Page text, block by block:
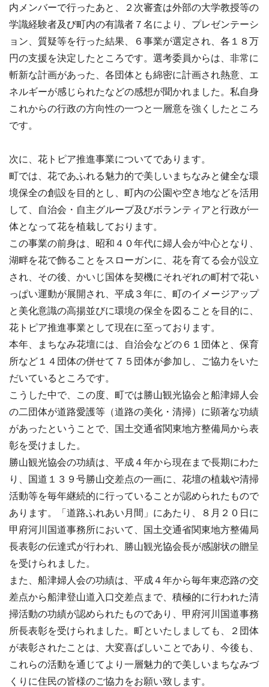
内メンバーで行ったあと、２次審査は外部の大学教授等の
学識経験者及び町内の有識者７名により、プレゼンテーシ
ョン、質疑等を行った結果、６事業が選定され、各１８万
円の支援を決定したところです。選考委員からは、非常に
斬新な計画があった、各団体とも綿密に計画され熱意、エ
ネルギーが感じられたなどの感想が聞かれました。私自身
これからの行政の方向性の一つと一層意を強くしたところ
です。
次に、花トピア推進事業についてであります。
町では、花であふれる魅力的で美しいまちなみと健全な環
境保全の創設を目的とし、町内の公園や空き地などを活用
して、自治会・自主グループ及びボランティアと行政が一
体となって花を植栽しております。
この事業の前身は、昭和４０年代に婦人会が中心となり、
湖畔を花で飾ることをスローガンに、花を育てる会が設立
され、その後、かいじ国体を契機にそれぞれの町村で花い
っぱい運動が展開され、平成３年に、町のイメージアップ
と美化意識の高揚並びに環境の保全を図ることを目的に、
花トピア推進事業として現在に至っております。
本年、まちなみ花壇には、自治会などの６１団体と、保育
所など１４団体の併せて７５団体が参加し、ご協力をいた
だいているところです。
こうした中で、この度、町では勝山観光協会と船津婦人会
の二団体が道路愛護等（道路の美化・清掃）に顕著な功績
があったということで、国土交通省関東地方整備局から表
彰を受けました。
勝山観光協会の功績は、平成４年から現在まで長期にわた
り、国道１３９号勝山交差点の一画に、花壇の植栽や清掃
活動等を毎年継続的に行っていることが認められたもので
あります。「道路ふれあい月間」にあたり、８月２０日に
甲府河川国道事務所において、国土交通省関東地方整備局
長表彰の伝達式が行われ、勝山観光協会長が感謝状の贈呈
を受けられました。
また、船津婦人会の功績は、平成４年から毎年東恋路の交
差点から船津登山道入口交差点まで、積極的に行われた清
掃活動の功績が認められたものであり、甲府河川国道事務
所長表彰を受けられました。町といたしましても、２団体
が表彰されたことは、大変喜ばしいことであり、今後も、
これらの活動を通じてより一層魅力的で美しいまちなみづ
くりに住民の皆様のご協力をお願い致します。